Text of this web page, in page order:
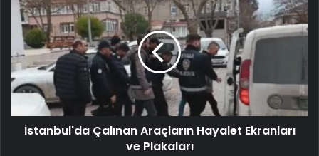
İstanbul'da Çalınan Araçların Hayalet Ekranları
ve Plakaları